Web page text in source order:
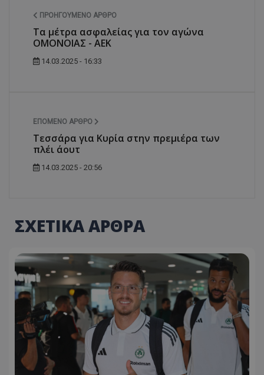
ΠΡΟΗΓΟΎΜΕΝΟ ΆΡΘΡΟ
Τα μέτρα ασφαλείας για τον αγώνα
ΟΜΟΝΟΙΑΣ - ΑΕΚ
14.03.2025 - 16:33
ΕΠΌΜΕΝΟ ΆΡΘΡΟ
Tεσσάρα για Κυρία στην πρεμιέρα των
πλέι άουτ
14.03.2025 - 20:56
ΣΧΕΤΙΚΑ ΑΡΘΡΑ